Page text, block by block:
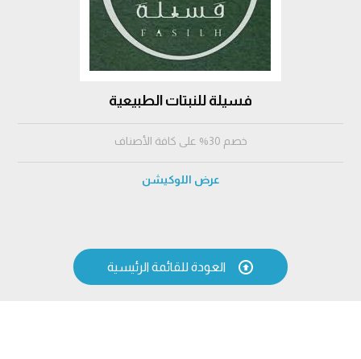
فسيلة للنبتات الطبيعية
خصم 30% على كافة الأصناف
عرض اللوكيشن
 العودة للقائمة الرئيسية